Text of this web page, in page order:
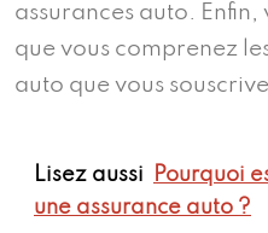
assurances auto. Enfin,
que vous comprenez
auto que vous
Lisez aussi
Pourquoi
une assurance auto ?